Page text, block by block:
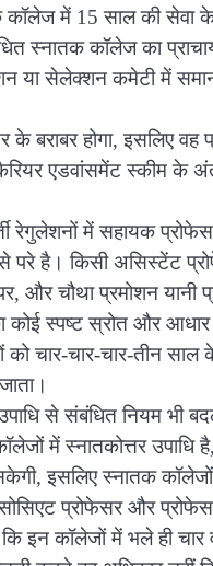
कॉलेज में 15 साल की
स्नातक कॉलेज का
या सेलेक्शन कमेटी में
के बराबर होगा, इसलिए
एडवांसमेंट स्कीम के
रेगुलेशनों में सहायक
है। किसी असिस्टेंट
और चौथा प्रमोशन
स्पष्ट स्रोत और आधार
को चार-चार-चार-तीन
से संबंधित नियम भी
में स्नातकोत्तर
इसलिए स्नातक
प्रोफेसर और
कॉलेजों में भले ही चार